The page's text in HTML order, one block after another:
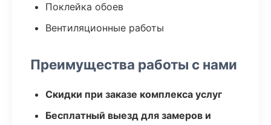
Поклейка обоев
Вентиляционные работы
Преимущества работы с нами
Скидки при заказе комплекса услуг
Бесплатный выезд для замеров и